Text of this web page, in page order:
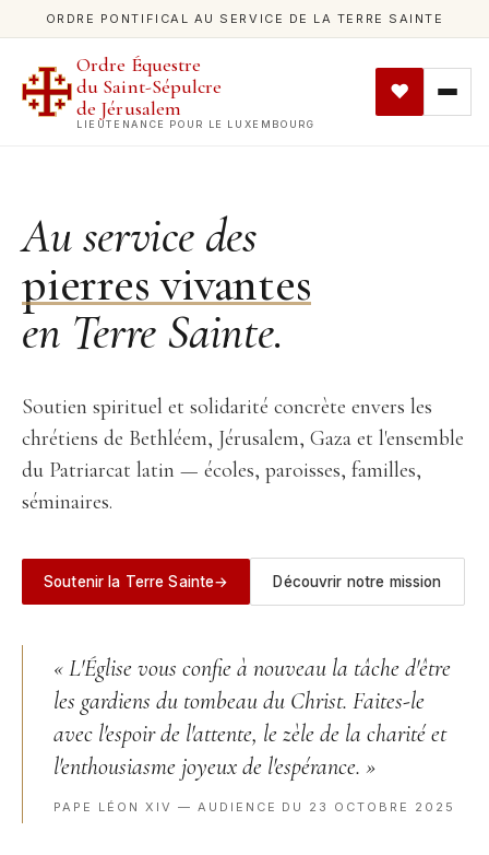
ORDRE PONTIFICAL AU SERVICE DE LA TERRE SAINTE
Ordre Équestre
du Saint-Sépulcre
de Jérusalem
LIEUTENANCE POUR LE LUXEMBOURG
Au service des
pierres vivantes
en Terre Sainte.
Soutien spirituel et solidarité concrète envers les
chrétiens de Bethléem, Jérusalem, Gaza et l'ensemble
du Patriarcat latin — écoles, paroisses, familles,
séminaires.
Soutenir la Terre Sainte→ Découvrir notre mission
« L'Église vous confie à nouveau la tâche d'être
les gardiens du tombeau du Christ. Faites-le
avec l'espoir de l'attente, le zèle de la charité et
l'enthousiasme joyeux de l'espérance. »
PAPE LÉON XIV — AUDIENCE DU 23 OCTOBRE 2025